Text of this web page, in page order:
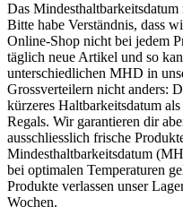
Das
Bitte habe Verständnis, dass
Online-Shop nicht bei jedem
täglich neue Artikel und so
unterschiedlichen MHD in
Grossverteilern nicht anders:
kürzeres Haltbarkeitsdatum
Regals. Wir garantieren dir
ausschliesslich frische
Mindesthaltbarkeitsdatum
bei optimalen Temperaturen
Produkte verlassen unser
Wochen.